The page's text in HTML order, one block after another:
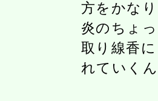
方をかな
炎のちょ
取り線香
れていく